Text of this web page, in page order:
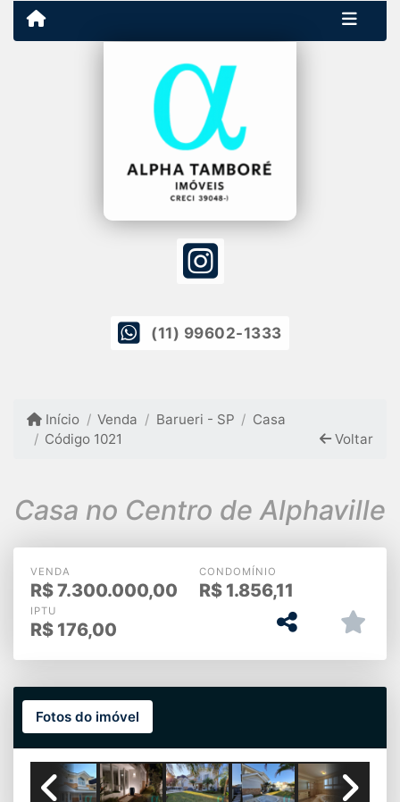
(11) 99602-1333
Início Venda Barueri - SP
Casa
Código 1021
Voltar
Casa no Centro de Alphaville
VENDA
R$7.300.000,00
CONDOMÍNIO
R$ 1.856,11
IPTU
R$ 176,00
Fotos do imóvel